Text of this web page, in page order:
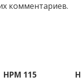
комментариев.
HPM 115